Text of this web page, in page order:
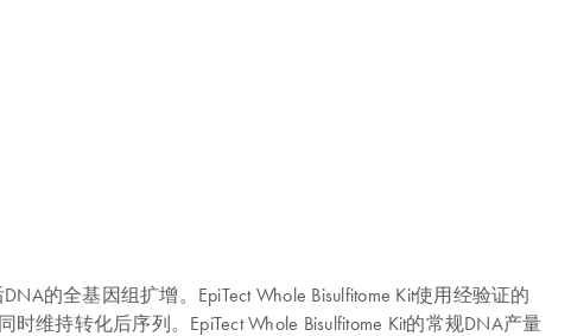
的全基因组扩增。EpiTect Whole Bisulfitome Kit使用经验证的
维持转化后序列。EpiTect Whole Bisulfitome Kit的常规DNA产量